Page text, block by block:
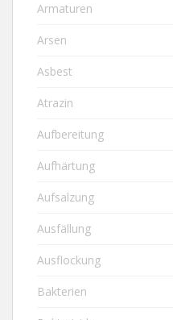
Armaturen
Arsen
Asbest
Atrazin
Aufbereitung
Aufhärtung
Aufsalzung
Ausfällung
Ausflockung
Bakterien